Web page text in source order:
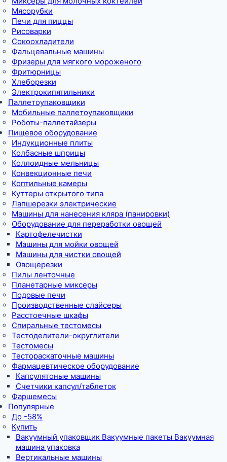
Мясорубки
Печи для пиццы
Рисоварки
Сокоохладители
Фальцевальные машины
Фризеры для мягкого мороженого
Фритюрницы
Хлеборезки
Электрокипятильники
Паллетоупаковщики
Мобильные паллетоупаковщики
Роботы-паллетайзеры
Пищевое оборудование
Индукционные плиты
Колбасные шприцы
Коллоидные мельницы
Конвекционные печи
Коптильные камеры
Куттеры открытого типа
Лапшерезки электрические
Машины для нанесения кляра (панировки)
Оборудование для переработки овощей
Картофелечистки
Машины для мойки овощей
Машины для чистки овощей
Овощерезки
Пилы ленточные
Планетарные миксеры
Подовые печи
Производственные слайсеры
Расстоечные шкафы
Спиральные тестомесы
Тестоделители-округлители
Тестомесы
Тестораскаточные машины
Фармацевтическое оборудование
Капсулятоные машины
Счетчики капсул/таблеток
Фаршемесы
Популярные
До -58%
Купить
Вакуумный упаковщик Вакуумные пакеты Вакуумная
машина упаковка
Вертикальные машины